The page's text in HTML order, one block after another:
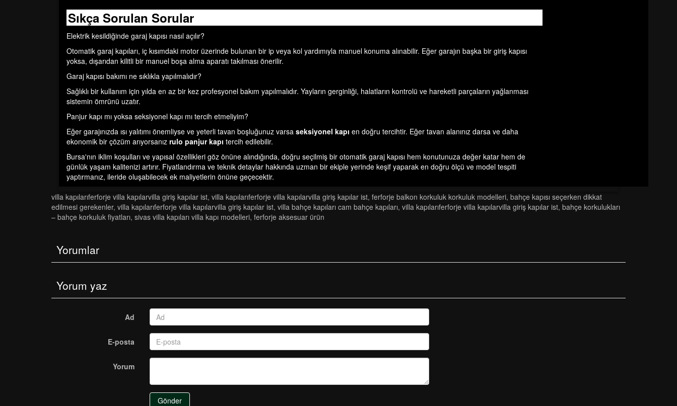
Sıkça Sorulan Sorular
Elektrik kesildiğinde garaj kapısı nasıl açılır?
Otomatik garaj kapıları, iç kısımdaki motor üzerinde bulunan bir ip veya kol yardımıyla manuel konuma alınabilir. Eğer garajın başka bir giriş kapısı
yoksa, dışarıdan kilitli bir manuel boşa alma aparatı takılması önerilir.
Garaj kapısı bakımı ne sıklıkla yapılmalıdır?
Sağlıklı bir kullanım için yılda en az bir kez profesyonel bakım yapılmalıdır. Yayların gerginliği, halatların kontrolü ve hareketli parçaların yağlanması
sistemin ömrünü uzatır.
Panjur kapı mı yoksa seksiyonel kapı mı tercih etmeliyim?
Eğer garajınızda ısı yalıtımı önemliyse ve yeterli tavan boşluğunuz varsa seksiyonel kapı en doğru tercihtir. Eğer tavan alanınız darsa ve daha
ekonomik bir çözüm arıyorsanız rulo panjur kapı tercih edilebilir.
Bursa'nın iklim koşulları ve yapısal özellikleri göz önüne alındığında, doğru seçilmiş bir otomatik garaj kapısı hem konutunuza değer katar hem de
günlük yaşam kalitenizi artırır. Fiyatlandırma ve teknik detaylar hakkında uzman bir ekiple yerinde keşif yaparak en doğru ölçü ve model tespiti
yaptırmanız, ileride oluşabilecek ek maliyetlerin önüne geçecektir.
vi̇lla kapilariferforje vi̇lla kapilarvi̇lla gi̇ri̇ş kapilar ist, vi̇lla kapilariferforje vi̇lla kapilarvi̇lla gi̇ri̇ş kapilar ist, ferforje balkon korkuluk korkuluk modelleri̇, bahçe kapısı seçerken dikkat
edilmesi gerekenler, vi̇lla kapilariferforje vi̇lla kapilarvi̇lla gi̇ri̇ş kapilar ist, vi̇lla bahçe kapilari cam bahçe kapilari, vi̇lla kapilariferforje vi̇lla kapilarvi̇lla gi̇ri̇ş kapilar ist, bahçe korkuluklari
– bahçe korkuluk fi̇yatlari, si̇vas vi̇lla kapilari vi̇lla kapi modelleri̇, ferforje aksesuar ürün
Yorumlar
Yorum yaz
Ad
E-posta
Yorum
Gönder